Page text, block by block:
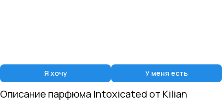
Я хочу У меня есть
Описание парфюма Intoxicated от Kilian